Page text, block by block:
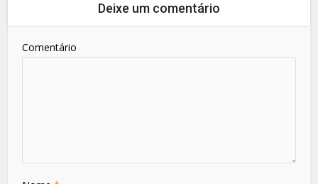
Deixe um comentário
Comentário